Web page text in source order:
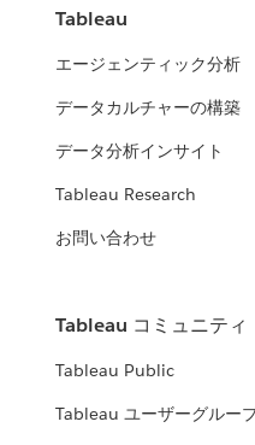
Tableau
エージェンティック分析
データカルチャーの構築
データ分析インサイト
Tableau Research
お問い合わせ
Tableau コミュニティ
Tableau Public
Tableau ユーザーグルー